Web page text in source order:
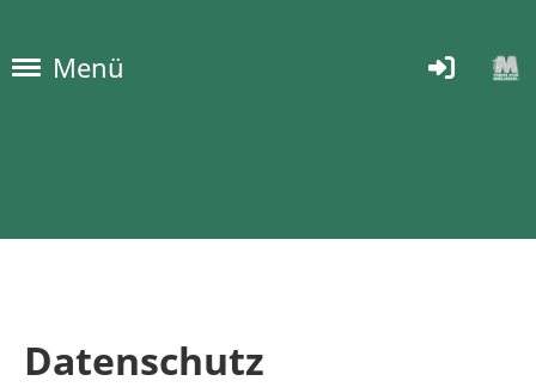
Menü
Datenschutz